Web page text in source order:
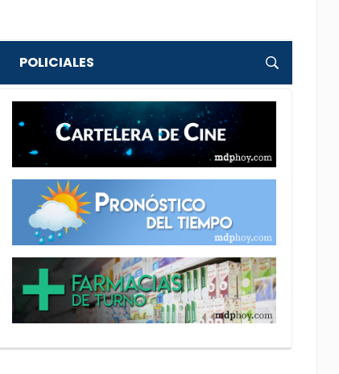
POLICIALES